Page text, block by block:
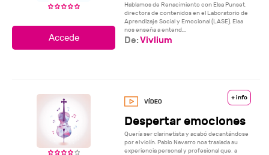
Hablamos de Renacimiento con Elsa Punset,
directora de contenidos en el Laboratorio de
Aprendizaje Social y Emocional (LASE). Elsa
nos enseña a entend...
De:Vivlium
+ info
Despertar emociones
Quería ser clarinetista y acabó decantándose
por el violín. Pablo Navarro nos traslada su
experiencia personal y profesional que, a